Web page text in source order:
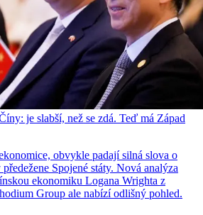
je slabší, než se zdá. Teď má Západ
obvykle padají silná slova o
Spojené státy. Nová analýza
ekonomiku Logana Wrighta z
Group ale nabízí odlišný pohled.